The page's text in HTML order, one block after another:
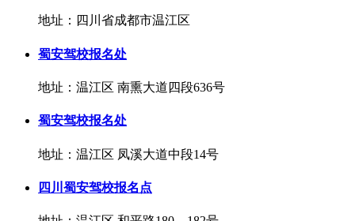
地址：四川省成都市温江区
蜀安驾校报名处
地址：温江区 南熏大道四段636号
蜀安驾校报名处
地址：温江区 凤溪大道中段14号
四川蜀安驾校报名点